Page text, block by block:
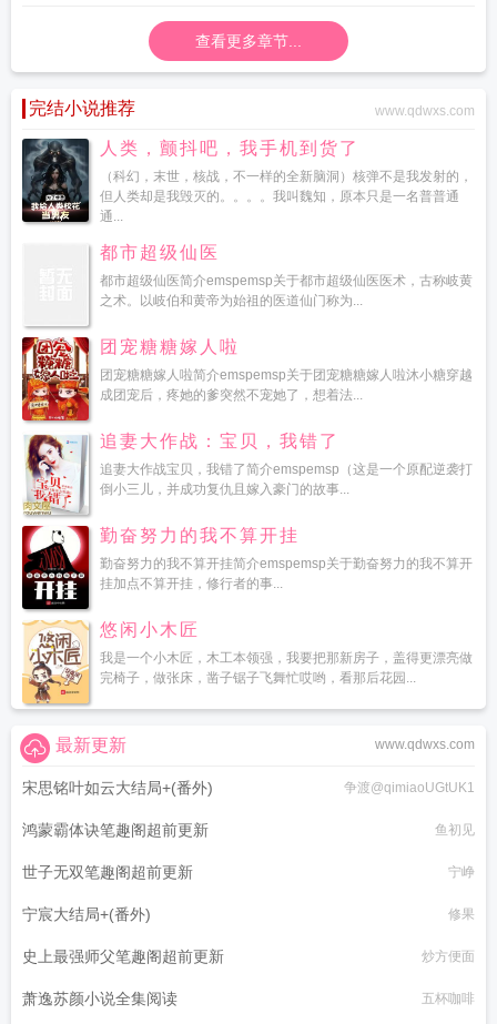
查看更多章节...
完结小说推荐 www.qdwxs.com
人类，颤抖吧，我手机到货了
（科幻，末世，核战，不一样的全新脑洞）核弹不是我发射的，
但人类却是我毁灭的。。。。我叫魏知，原本只是一名普普通
通...
都市超级仙医
都市超级仙医简介emspemsp关于都市超级仙医医术，古称岐黄
之术。以岐伯和黄帝为始祖的医道仙门称为...
团宠糖糖嫁人啦
团宠糖糖嫁人啦简介emspemsp关于团宠糖糖嫁人啦沐小糖穿越
成团宠后，疼她的爹突然不宠她了，想着法...
追妻大作战：宝贝，我错了
追妻大作战宝贝，我错了简介emspemsp（这是一个原配逆袭打
倒小三儿，并成功复仇且嫁入豪门的故事...
勤奋努力的我不算开挂
勤奋努力的我不算开挂简介emspemsp关于勤奋努力的我不算开
挂加点不算开挂，修行者的事...
悠闲小木匠
我是一个小木匠，木工本领强，我要把那新房子，盖得更漂亮做
完椅子，做张床，凿子锯子飞舞忙哎哟，看那后花园...
www.qdwxs.com
最新更新
宋思铭叶如云大结局+(番外) 争渡@qimiaoUGtUK1
鸿蒙霸体诀笔趣阁超前更新 鱼初见
世子无双笔趣阁超前更新 宁峥
宁宸大结局+(番外) 修果
史上最强师父笔趣阁超前更新 炒方便面
萧逸苏颜小说全集阅读 五杯咖啡